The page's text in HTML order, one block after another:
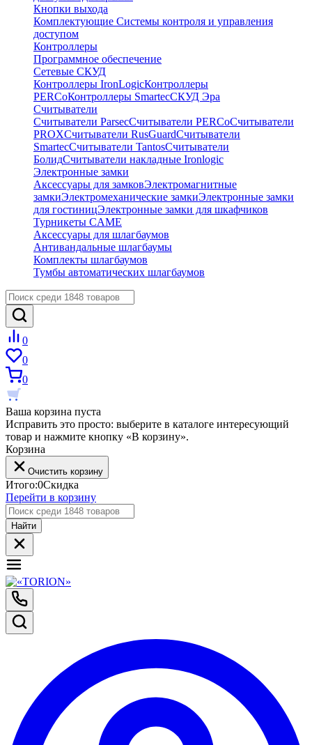
Кнопки выхода
Комплектующие Системы контроля и управления
доступом
Контроллеры
Программное обеспечение
Сетевые СКУД
Контроллеры IronLogicКонтроллеры
PERCoКонтроллеры SmartecСКУД Эра
Считыватели
Считыватели ParsecСчитыватели PERCoСчитыватели
PROXСчитыватели RusGuardСчитыватели
SmartecСчитыватели TantosСчитыватели
БолидСчитыватели накладные Ironlogic
Электронные замки
Аксессуары для замковЭлектромагнитные
замкиЭлектромеханические замкиЭлектронные замки
для гостиницЭлектронные замки для шкафчиков
Турникеты CAME
Аксессуары для шлагбаумов
Антивандальные шлагбаумы
Комплекты шлагбаумов
Тумбы автоматических шлагбаумов
0
0
0
Ваша корзина пуста
Исправить это просто: выберите в каталоге интересующий
товар и нажмите кнопку «В корзину».
Корзина
Очистить корзину
Итого:0Скидка
Перейти в корзину
Найти